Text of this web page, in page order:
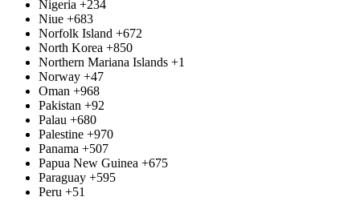
Nigeria +234
Niue +683
Norfolk Island +672
North Korea +850
Northern Mariana Islands +1
Norway +47
Oman +968
Pakistan +92
Palau +680
Palestine +970
Panama +507
Papua New Guinea +675
Paraguay +595
Peru +51